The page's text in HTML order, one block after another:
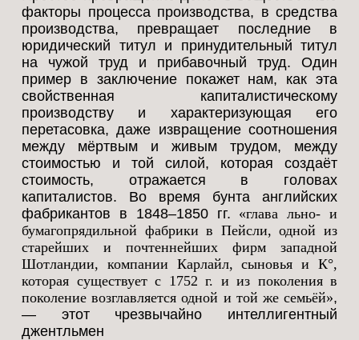
факторы процесса производства, в средства
производства, превращает последние в
юридический титул и принудительный титул
на чужой труд и прибавочный труд. Один
пример в заключение покажет нам, как эта
свойственная капиталистическому
производству и характеризующая его
перетасовка, даже извращение соотношения
между мёртвым и живым трудом, между
стоимостью и той силой, которая создаёт
стоимость, отражается в головах
капиталистов. Во время бунта английских
фабрикантов в 1848–1850 гг. «глава льно- и
бумагопрядильной фабрики в Пейсли, одной из
старейших и почтеннейших фирм западной
Шотландии, компании Карлайл, сыновья и К°,
которая существует с 1752 г. и из поколения в
поколение возглавляется одной и той же семьёй»,
— этот чрезвычайно интеллигентный
джентльмен